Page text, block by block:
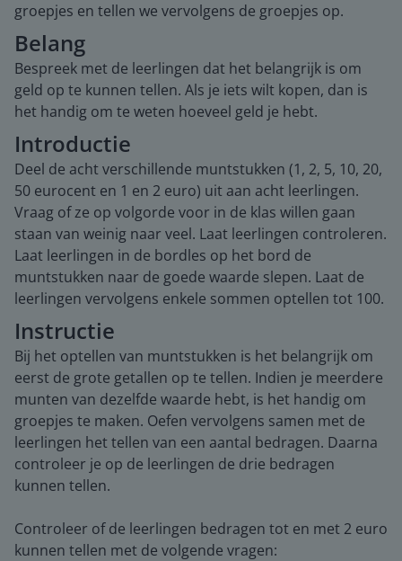
groepjes en tellen we vervolgens de groepjes op.
Belang
Bespreek met de leerlingen dat het belangrijk is om
geld op te kunnen tellen. Als je iets wilt kopen, dan is
het handig om te weten hoeveel geld je hebt.
Introductie
Deel de acht verschillende muntstukken (1, 2, 5, 10, 20,
50 eurocent en 1 en 2 euro) uit aan acht leerlingen.
Vraag of ze op volgorde voor in de klas willen gaan
staan van weinig naar veel. Laat leerlingen controleren.
Laat leerlingen in de bordles op het bord de
muntstukken naar de goede waarde slepen. Laat de
leerlingen vervolgens enkele sommen optellen tot 100.
Instructie
Bij het optellen van muntstukken is het belangrijk om
eerst de grote getallen op te tellen. Indien je meerdere
munten van dezelfde waarde hebt, is het handig om
groepjes te maken. Oefen vervolgens samen met de
leerlingen het tellen van een aantal bedragen. Daarna
controleer je op de leerlingen de drie bedragen
kunnen tellen.
Controleer of de leerlingen bedragen tot en met 2 euro
kunnen tellen met de volgende vragen: